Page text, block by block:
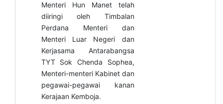
Menteri Hun Manet telah
diiringi oleh Timbalan
Perdana Menteri dan
Menteri Luar Negeri dan
Kerjasama Antarabangsa
TYT Sok Chenda Sophea,
Menteri-menteri Kabinet dan
pegawai-pegawai kanan
Kerajaan Kemboja.